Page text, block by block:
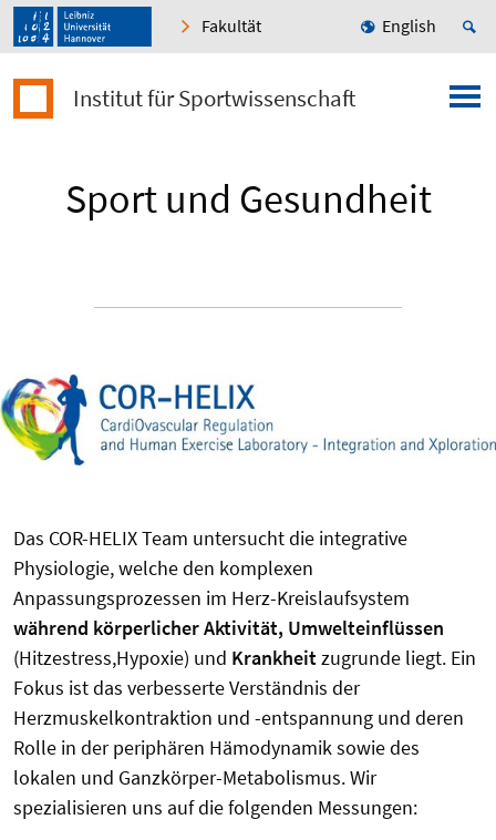
Fakultät English
Institut für Sportwissenschaft
Sport und Gesundheit
Das COR-HELIX Team untersucht die integrative
Physiologie, welche den komplexen
Anpassungsprozessen im Herz-Kreislaufsystem
während körperlicher Aktivität, Umwelteinflüssen
(Hitzestress,Hypoxie) und Krankheitzugrunde liegt. Ein
Fokus ist das verbesserte Verständnis der
Herzmuskelkontraktion und -entspannung und deren
Rolle in der periphären Hämodynamik sowie des
lokalen und Ganzkörper-Metabolismus. Wir
spezialisieren uns auf die folgenden Messungen: